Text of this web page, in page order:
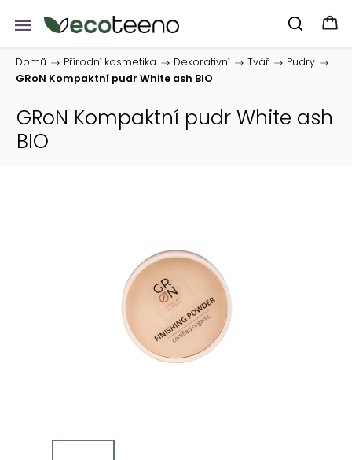
Domů / Přírodní kosmetika / Dekorativní / Tvář / Pudry /
GRoN Kompaktní pudr White ash BIO
GRoN Kompaktní pudr White ash
BIO